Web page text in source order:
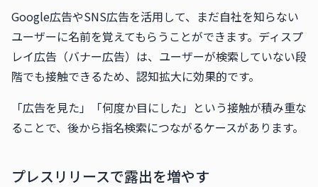
Google広告やSNS広告を活用して、まだ自社を知らない
ユーザーに名前を覚えてもらうことができます。ディスプ
レイ広告（バナー広告）は、ユーザーが検索していない段
階でも接触できるため、認知拡大に効果的です。
「広告を見た」「何度か目にした」という接触が積み重な
ることで、後から指名検索につながるケースがあります。
プレスリリースで露出を増やす